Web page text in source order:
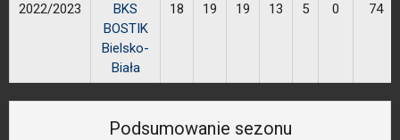
2022/2023
BKS
BOSTIK
Bielsko-
Biała
18 19 19 13 5 0 74
Podsumowanie sezonu